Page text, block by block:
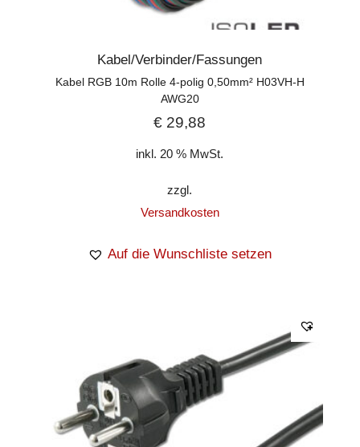
Kabel/Verbinder/Fassungen
Kabel RGB 10m Rolle 4-polig 0,50mm² H03VH-H
AWG20
€ 29,88
inkl. 20 % MwSt.
zzgl.
Versandkosten
Auf die Wunschliste setzen